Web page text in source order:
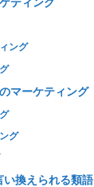
ティング
ング
マーケティング
グ
い換えられる類語